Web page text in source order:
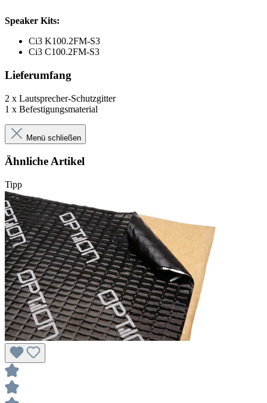
Speaker Kits:
Ci3 K100.2FM-S3
Ci3 C100.2FM-S3
Lieferumfang
2 x Lautsprecher-Schutzgitter
1 x Befestigungsmaterial
Menü schließen
Ähnliche Artikel
Tipp